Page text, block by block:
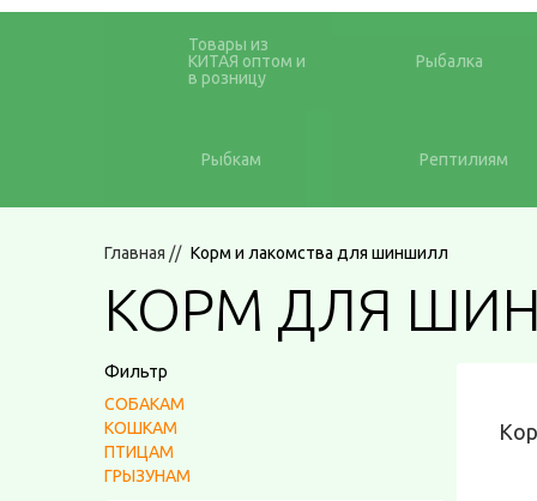
Товары из
КИТАЯ оптом и
в розницу
Рыбалка
Рыбкам Рептилиям
Главная // Корм и лакомства для шиншилл
КОРМ ДЛЯ
Фильтр
СОБАКАМ
КОШКАМ
ПТИЦАМ
ГРЫЗУНАМ